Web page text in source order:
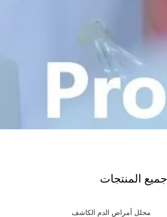
جميع المنتجات
محلل أمراض الدم الكاشف